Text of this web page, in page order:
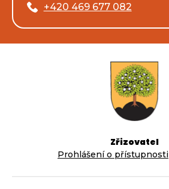
+420 469 677 082
Zřizovatel
Prohlášení o přístupnosti